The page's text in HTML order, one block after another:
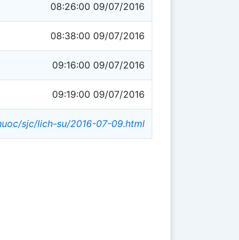
08:26:00 09/07/2016
08:38:00 09/07/2016
09:16:00 09/07/2016
09:19:00 09/07/2016
sjc/lich-su/2016-07-09.html